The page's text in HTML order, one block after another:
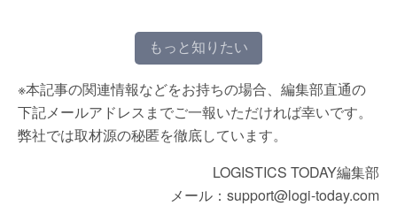
もっと知りたい
※本記事の関連情報などをお持ちの場合、編集部直通の
下記メールアドレスまでご一報いただければ幸いです。
弊社では取材源の秘匿を徹底しています。
LOGISTICS TODAY編集部
メール：support@logi-today.com